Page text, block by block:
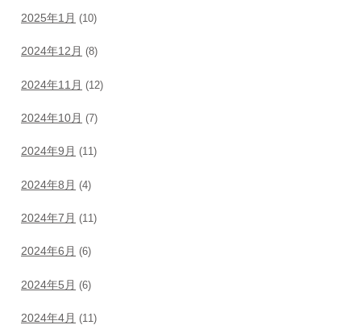
2025年1月 (10)
2024年12月 (8)
2024年11月 (12)
2024年10月 (7)
2024年9月 (11)
2024年8月 (4)
2024年7月 (11)
2024年6月 (6)
2024年5月 (6)
2024年4月 (11)